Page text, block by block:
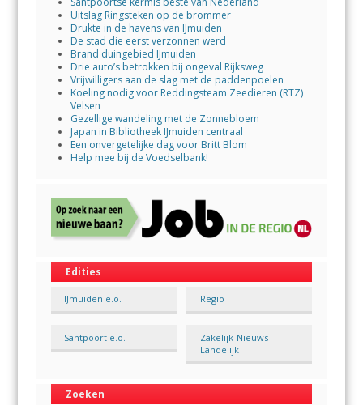
Uitslag Ringsteken op de brommer
Drukte in de havens van IJmuiden
De stad die eerst verzonnen werd
Brand duingebied IJmuiden
Drie auto’s betrokken bij ongeval Rijksweg
Vrijwilligers aan de slag met de paddenpoelen
Koeling nodig voor Reddingsteam Zeedieren (RTZ)
Velsen
Gezellige wandeling met de Zonnebloem
Japan in Bibliotheek IJmuiden centraal
Een onvergetelijke dag voor Britt Blom
Help mee bij de Voedselbank!
Edities
IJmuiden e.o. Regio
Santpoort e.o.
Zakelijk-Nieuws-
Landelijk
Zoeken